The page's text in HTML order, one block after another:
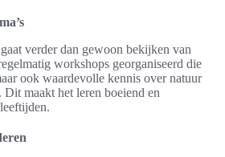
verder dan gewoon bekijken van
workshops georganiseerd die
ook waardevolle kennis over natuur
Dit maakt het leren boeiend en